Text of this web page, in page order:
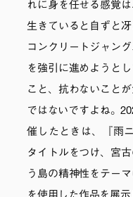
れに身を任せる感覚
生きていると自ずと
コンクリートジャン
を強引に進めようと
こと、抗わないこと
ではないですよね。
催したときは、『雨
タイトルをつけ、宮
う島の精神性をテー